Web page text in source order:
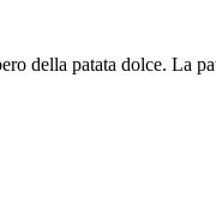
della patata dolce. La